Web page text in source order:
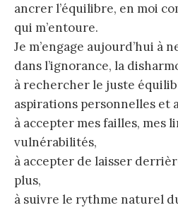
ancrer l’équilibre, en moi
qui m’entoure.
Je m’engage aujourd’hui à
dans l’ignorance, la
à rechercher le juste
aspirations personnelles et
à accepter mes failles, mes
vulnérabilités,
à accepter de laisser
plus,
à suivre le rythme naturel